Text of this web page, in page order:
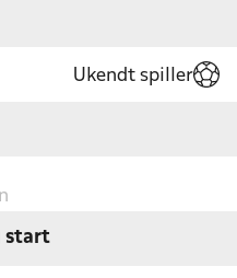
Ukendt spiller
start